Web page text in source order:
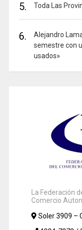
5. Toda Las
6.
Alejandro
semestre con
usados»
La Federación
Comercio
Soler 3909 –